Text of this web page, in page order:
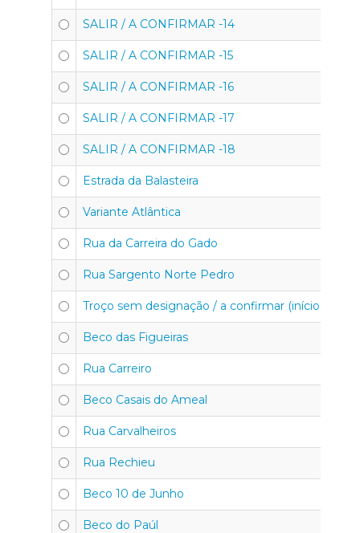
SALIR / A CONFIRMAR -14
SALIR / A CONFIRMAR -15
SALIR / A CONFIRMAR -16
SALIR / A CONFIRMAR -17
SALIR / A CONFIRMAR -18
Estrada da Balasteira
Variante Atlântica
Rua da Carreira do Gado
Rua Sargento Norte Pedro
Troço sem designação / a confirmar (início e fim)
Beco das Figueiras
Rua Carreiro
Beco Casais do Ameal
Rua Carvalheiros
Rua Rechieu
Beco 10 de Junho
Beco do Paúl